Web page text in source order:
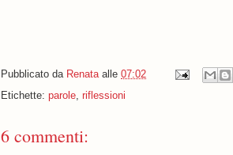
Pubblicato da Renata alle 07:02
Etichette: parole, riflessioni
6 commenti: